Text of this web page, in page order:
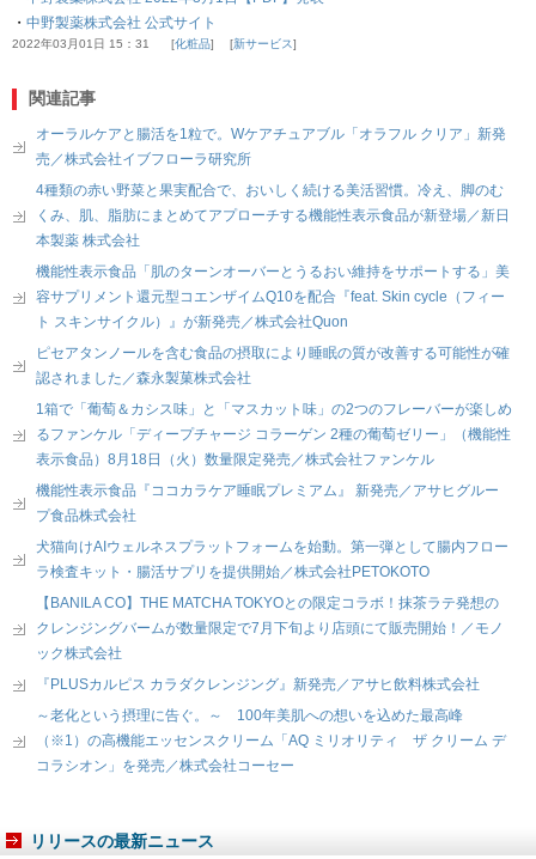
・ 中野製薬株式会社 公式サイト
2022年03月01日 15：31 化粧品 新サービス
関連記事
オーラルケアと腸活を1粒で。Wケアチュアブル「オラフル クリア」新発
売／株式会社イブフローラ研究所
4種類の赤い野菜と果実配合で、おいしく続ける美活習慣。冷え、脚のむ
くみ、肌、脂肪にまとめてアプローチする機能性表示食品が新登場／新日
本製薬 株式会社
機能性表示食品「肌のターンオーバーとうるおい維持をサポートする」美
容サプリメント還元型コエンザイムQ10を配合『feat. Skin cycle（フィー
ト スキンサイクル）』が新発売／株式会社Quon
ピセアタンノールを含む食品の摂取により睡眠の質が改善する可能性が確
認されました／森永製菓株式会社
1箱で「葡萄＆カシス味」と「マスカット味」の2つのフレーバーが楽しめ
るファンケル「ディープチャージ コラーゲン 2種の葡萄ゼリー」（機能性
表示食品）8月18日（火）数量限定発売／株式会社ファンケル
機能性表示食品『ココカラケア睡眠プレミアム』 新発売／アサヒグルー
プ食品株式会社
犬猫向けAIウェルネスプラットフォームを始動。第一弾として腸内フロー
ラ検査キット・腸活サプリを提供開始／株式会社PETOKOTO
【BANILA CO】THE MATCHA TOKYOとの限定コラボ！抹茶ラテ発想の
クレンジングバームが数量限定で7月下旬より店頭にて販売開始！／モノ
ック株式会社
『PLUSカルピス カラダクレンジング』新発売／アサヒ飲料株式会社
～老化という摂理に告ぐ。～ 100年美肌への想いを込めた最高峰
（※1）の高機能エッセンスクリーム「AQ ミリオリティ ザ クリーム デ
コラシオン」を発売／株式会社コーセー
リリースの最新ニュース